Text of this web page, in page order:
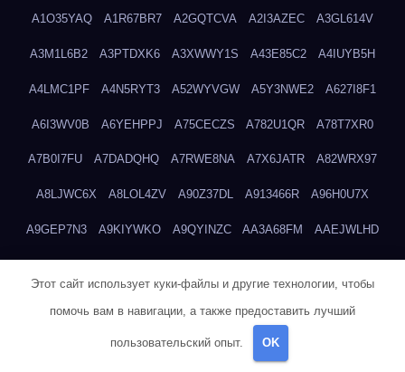
A1O35YAQ A1R67BR7 A2GQTCVA A2I3AZEC A3GL614V
A3M1L6B2 A3PTDXK6 A3XWWY1S A43E85C2 A4IUYB5H
A4LMC1PF A4N5RYT3 A52WYVGW A5Y3NWE2 A627I8F1
A6I3WV0B A6YEHPPJ A75CECZS A782U1QR A78T7XR0
A7B0I7FU A7DADQHQ A7RWE8NA A7X6JATR A82WRX97
A8LJWC6X A8LOL4ZV A90Z37DL A913466R A96H0U7X
A9GEP7N3 A9KIYWKO A9QYINZC AA3A68FM AAEJWLHD
ADMVWTS8 ADOE3V3Y
Этот сайт использует куки-файлы и другие технологии, чтобы
помочь вам в навигации, а также предоставить лучший
пользовательский опыт. OK